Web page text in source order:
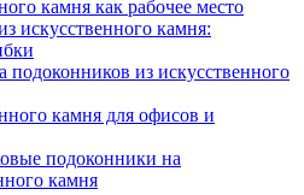
камня как рабочее место
искусственного камня:
из искусственного
камня для офисов и
подоконники на
камня